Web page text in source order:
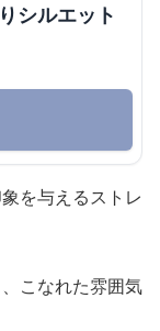
シルエット
を与えるストレ
こなれた雰囲気